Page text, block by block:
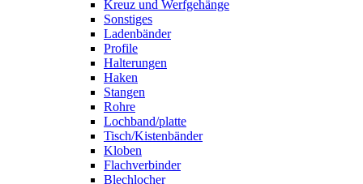
Kreuz und Werfgehänge
Sonstiges
Ladenbänder
Profile
Halterungen
Haken
Stangen
Rohre
Lochband/platte
Tisch/Kistenbänder
Kloben
Flachverbinder
Blechlocher